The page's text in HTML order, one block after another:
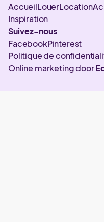
AccueilLouerLocation
Inspiration
Suivez-nous
FacebookPinterest
Politique de
Online marketing door